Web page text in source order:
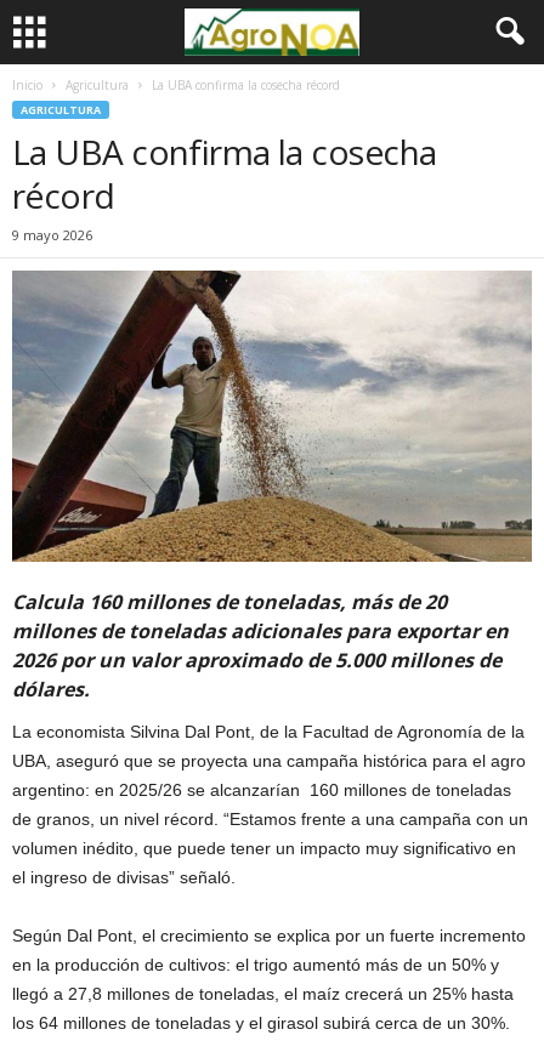
Inicio Agricultura La UBA confirma la cosecha récord
AGRICULTURA
La UBA confirma la cosecha
récord
9 mayo 2026
Calcula 160 millones de toneladas, más de 20
millones de toneladas adicionales para exportar en
2026 por un valor aproximado de 5.000 millones de
dólares.
La economista Silvina Dal Pont, de la Facultad de Agronomía de la
UBA, aseguró que se proyecta una campaña histórica para el agro
argentino: en 2025/26 se alcanzarían 160 millones de toneladas
de granos, un nivel récord. “Estamos frente a una campaña con un
volumen inédito, que puede tener un impacto muy significativo en
el ingreso de divisas” señaló.
Según Dal Pont, el crecimiento se explica por un fuerte incremento
en la producción de cultivos: el trigo aumentó más de un 50% y
llegó a 27,8 millones de toneladas, el maíz crecerá un 25% hasta
los 64 millones de toneladas y el girasol subirá cerca de un 30%.